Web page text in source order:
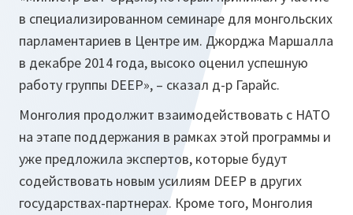
в специализированном семинаре для монгольских
парламентариев в Центре им. Джорджа Маршалла
в декабре 2014 года, высоко оценил успешную
работу группы DEEP», – сказал д-р Гарайс.
Монголия продолжит взаимодействовать с НАТО
на этапе поддержания в рамках этой программы и
уже предложила экспертов, которые будут
содействовать новым усилиям DEEP в других
государствах-партнерах. Кроме того, Монголия